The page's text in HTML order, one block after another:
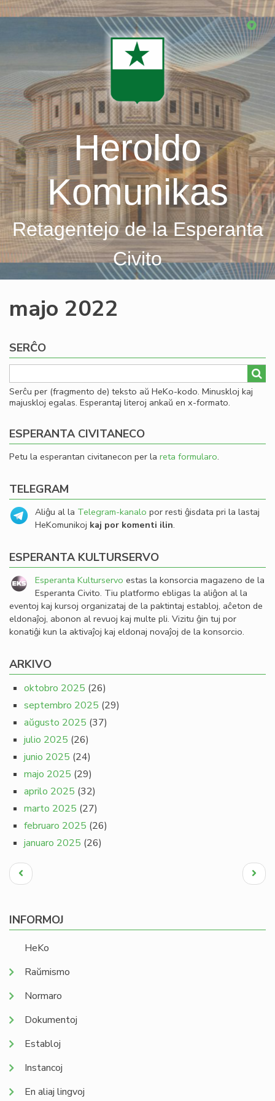
Skip
Heroldo
Komunikas
Retagentejo de la Esperanta
Civito
majo 2022
SERĈO
Serĉu per (fragmento de) teksto aŭ HeKo-kodo. Minuskloj kaj
majuskloj egalas. Esperantaj literoj ankaŭ en x-formato.
ESPERANTA CIVITANECO
Petu la esperantan civitanecon per la reta formularo.
TELEGRAM
Aliĝu al la Telegram-kanalo por resti ĝisdata pri la lastaj
HeKomunikoj kaj por komenti ilin.
ESPERANTA KULTURSERVO
Esperanta Kulturservo estas la konsorcia magazeno de la
Esperanta Civito. Tiu platformo ebligas la aliĝon al la
eventoj kaj kursoj organizataj de la paktintaj establoj, aĉeton de
eldonaĵoj, abonon al revuoj kaj multe pli. Vizitu ĝin tuj por
konatiĝi kun la aktivaĵoj kaj eldonaj novaĵoj de la konsorcio.
ARKIVO
oktobro 2025 (26)
septembro 2025 (29)
aŭgusto 2025 (37)
julio 2025 (26)
junio 2025 (24)
majo 2025 (29)
aprilo 2025 (32)
marto 2025 (27)
februaro 2025 (26)
januaro 2025 (26)
Pagination
Antaŭa
paĝo
Next
page
INFORMOJ
HeKo
Raŭmismo
Normaro
Dokumentoj
Establoj
Instancoj
En aliaj lingvoj